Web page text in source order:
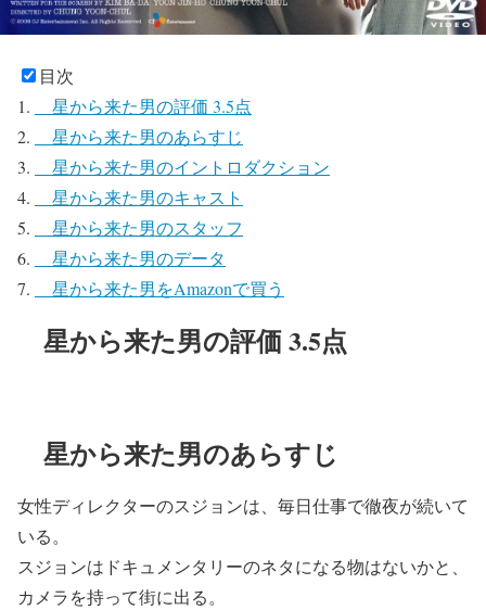
目次
星から来た男の評価 3.5点
星から来た男のあらすじ
星から来た男のイントロダクション
星から来た男のキャスト
星から来た男のスタッフ
星から来た男のデータ
星から来た男をAmazonで買う
星から来た男の評価 3.5点
星から来た男のあらすじ
女性ディレクターのスジョンは、毎日仕事で徹夜が続いて
いる。
スジョンはドキュメンタリーのネタになる物はないかと、
カメラを持って街に出る。